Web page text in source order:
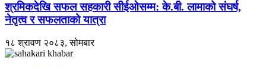
श्रमिकदेखि सफल सहकारी सीईओसम्म: के.बी. लामाको संघर्ष,
नेतृत्व र सफलताको यात्रा
१८ श्रावण २०८३, सोमबार